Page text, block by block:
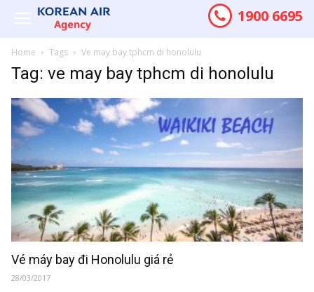
1900 6695
Home Tags Ve may bay tphcm di honolulu
Tag: ve may bay tphcm di honolulu
Vé máy bay đi Honolulu giá rẻ
28/03/2017